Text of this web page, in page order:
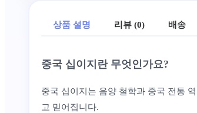
중국 십이지란 무엇인가요?
중국 십이지는 음양 철학과 중국 전통
고 믿어집니다.
상품 설명 리뷰 (0) 배송